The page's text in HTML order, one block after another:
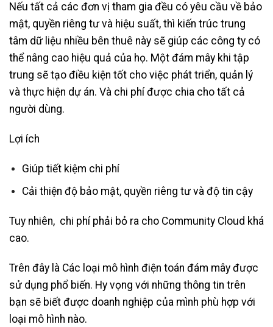
Nếu tất cả các đơn vị tham gia đều có yêu cầu về bảo
mật, quyền riêng tư và hiệu suất, thì kiến ​​trúc trung
tâm dữ liệu nhiều bên thuê này sẽ giúp các công ty có
thể nâng cao hiệu quả của họ. Một đám mây khi tập
trung sẽ tạo điều kiện tốt cho việc phát triển, quản lý
và thực hiện dự án. Và chi phí được chia cho tất cả
người dùng.
Lợi ích
Giúp tiết kiệm chi phí
Cải thiện độ bảo mật, quyền riêng tư và độ tin cậy
Tuy nhiên, chi phí phải bỏ ra cho Community Cloud khá
cao.
Trên đây là Các loại mô hình điện toán đám mây được
sử dụng phổ biến. Hy vọng với những thông tin trên
bạn sẽ biết được doanh nghiệp của mình phù hợp với
loại mô hình nào.